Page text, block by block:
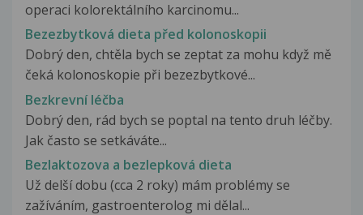
operaci kolorektálního karcinomu...
Bezezbytková dieta před kolonoskopii
Dobrý den, chtěla bych se zeptat za mohu když mě
čeká kolonoskopie při bezezbytkové...
Bezkrevní léčba
Dobrý den, rád bych se poptal na tento druh léčby.
Jak často se setkáváte...
Bezlaktozova a bezlepková dieta
Už delší dobu (cca 2 roky) mám problémy se
zažíváním, gastroenterolog mi dělal...